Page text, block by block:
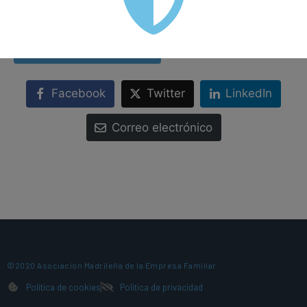
manifiesto libremente por los participantes en
esta jornada privada.
Facebook Twitter LinkedIn
Correo electrónico
©2020 Asociación Madrileña de la Empresa Familiar
Política de cookies Política de privacidad